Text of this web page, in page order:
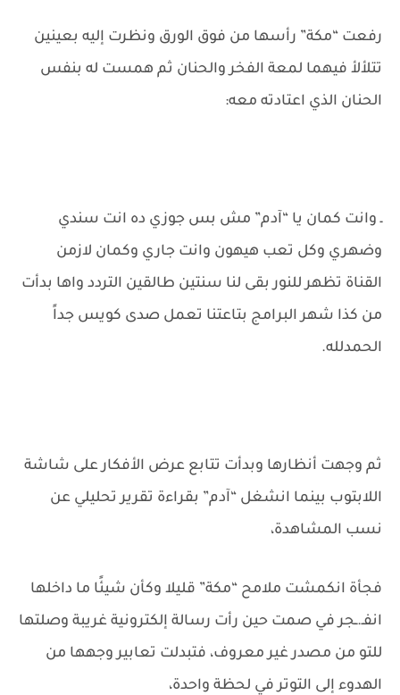
رفعت “مكة” رأسها من فوق الورق ونظرت إليه بعينين
تتلألأ فيهما لمعة الفخر والحنان ثم همست له بنفس
الحنان الذي اعتادته معه:
ـ وانت كمان يا “آدم” مش بس جوزي ده انت سندي
وضهري وكل تعب هيهون وانت جاري وكمان لازمن
القناة تظهر للنور بقى لنا سنتين طالقين التردد واها بدأت
من كذا شهر البرامج بتاعتنا تعمل صدى كويس جداً
الحمدلله.
ثم وجهت أنظارها وبدأت تتابع عرض الأفكار على شاشة
اللابتوب بينما انشغل “آدم” بقراءة تقرير تحليلي عن
نسب المشاهدة،
فجأة انكمشت ملامح “مكة” قليلا وكأن شيئًا ما داخلها
انفـ.ـجر في صمت حين رأت رسالة إلكترونية غريبة وصلتها
للتو من مصدر غير معروف، فتبدلت تعابير وجهها من
الهدوء إلى التوتر في لحظة واحدة،